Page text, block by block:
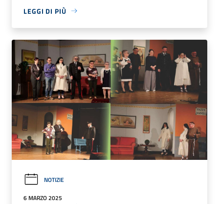
LEGGI DI PIÙ
NOTIZIE
6 MARZO 2025